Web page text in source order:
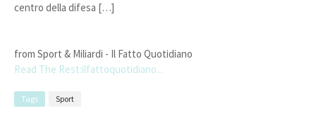
centro della difesa […]
from Sport & Miliardi - Il Fatto Quotidiano
Read The Rest:ilfattoquotidiano...
Tags Sport